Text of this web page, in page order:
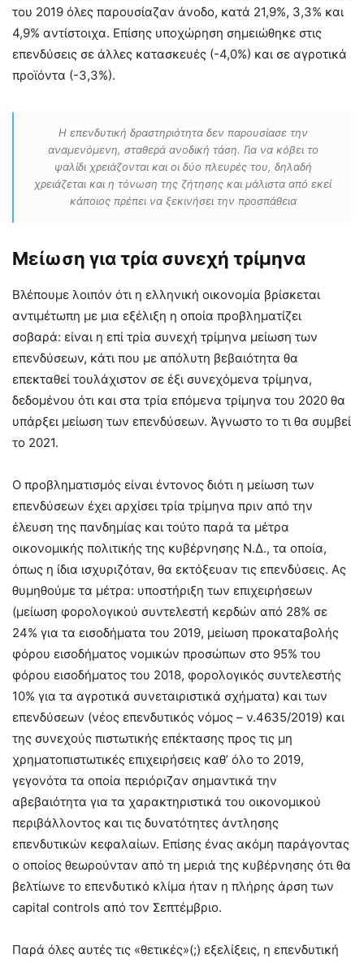
του 2019 όλες παρουσίαζαν άνοδο, κατά 21,9%, 3,3% και
4,9% αντίστοιχα. Επίσης υποχώρηση σημειώθηκε στις
επενδύσεις σε άλλες κατασκευές (-4,0%) και σε αγροτικά
προϊόντα (-3,3%).
Η επενδυτική δραστηριότητα δεν παρουσίασε την
αναμενόμενη, σταθερά ανοδική τάση. Για να κόβει το
ψαλίδι χρειάζονται και οι δύο πλευρές του, δηλαδή
χρειάζεται και η τόνωση της ζήτησης και μάλιστα από εκεί
κάποιος πρέπει να ξεκινήσει την προσπάθεια
Μείωση για τρία συνεχή τρίμηνα
Βλέπουμε λοιπόν ότι η ελληνική οικονομία βρίσκεται
αντιμέτωπη με μια εξέλιξη η οποία προβληματίζει
σοβαρά: είναι η επί τρία συνεχή τρίμηνα μείωση των
επενδύσεων, κάτι που με απόλυτη βεβαιότητα θα
επεκταθεί τουλάχιστον σε έξι συνεχόμενα τρίμηνα,
δεδομένου ότι και στα τρία επόμενα τρίμηνα του 2020 θα
υπάρξει μείωση των επενδύσεων. Άγνωστο το τι θα συμβεί
το 2021.
Ο προβληματισμός είναι έντονος διότι η μείωση των
επενδύσεων έχει αρχίσει τρία τρίμηνα πριν από την
έλευση της πανδημίας και τούτο παρά τα μέτρα
οικονομικής πολιτικής της κυβέρνησης Ν.Δ., τα οποία,
όπως η ίδια ισχυριζόταν, θα εκτόξευαν τις επενδύσεις. Ας
θυμηθούμε τα μέτρα: υποστήριξη των επιχειρήσεων
(μείωση φορολογικού συντελεστή κερδών από 28% σε
24% για τα εισοδήματα του 2019, μείωση προκαταβολής
φόρου εισοδήματος νομικών προσώπων στο 95% του
φόρου εισοδήματος του 2018, φορολογικός συντελεστής
10% για τα αγροτικά συνεταιριστικά σχήματα) και των
επενδύσεων (νέος επενδυτικός νόμος – ν.4635/2019) και
της συνεχούς πιστωτικής επέκτασης προς τις μη
χρηματοπιστωτικές επιχειρήσεις καθ’ όλο το 2019,
γεγονότα τα οποία περιόριζαν σημαντικά την
αβεβαιότητα για τα χαρακτηριστικά του οικονομικού
περιβάλλοντος και τις δυνατότητες άντλησης
επενδυτικών κεφαλαίων. Επίσης ένας ακόμη παράγοντας
ο οποίος θεωρούνταν από τη μεριά της κυβέρνησης ότι θα
βελτίωνε το επενδυτικό κλίμα ήταν η πλήρης άρση των
capital controls από τον Σεπτέμβριο.
Παρά όλες αυτές τις «θετικές»(;) εξελίξεις, η επενδυτική